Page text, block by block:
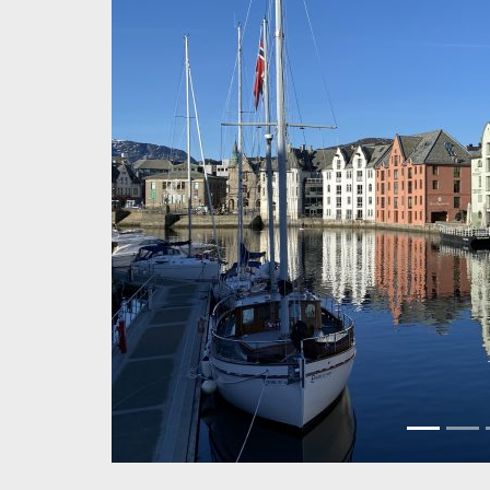
Previous